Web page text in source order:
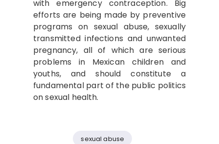
with emergency contraception. Big
efforts are being made by preventive
programs on sexual abuse, sexually
transmitted infections and unwanted
pregnancy, all of which are serious
problems in Mexican children and
youths, and should constitute a
fundamental part of the public politics
on sexual health.
sexual abuse